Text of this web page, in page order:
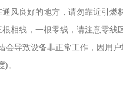
风良好的地方，请勿靠近引
相线，一根零线，请注意零
导致设备非正常工作，因用
。